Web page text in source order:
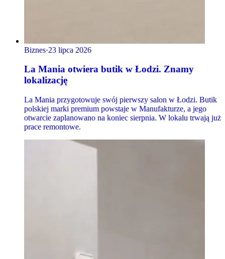
Biznes·23 lipca 2026
La Mania otwiera butik w Łodzi. Znamy
lokalizację
La Mania przygotowuje swój pierwszy salon w Łodzi. Butik
polskiej marki premium powstaje w Manufakturze, a jego
otwarcie zaplanowano na koniec sierpnia. W lokalu trwają już
prace remontowe.